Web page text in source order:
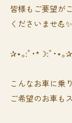
皆様もご要望が
くださいませ💪✨
✰⋆｡:ﾟ･*☽:ﾟ･⋆｡
こんなお車に乗
ご希望のお車も